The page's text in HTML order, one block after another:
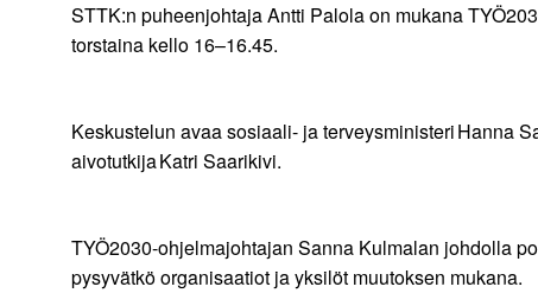
STTK:n puheenjohtaja Antti Palola on mukana
torstaina kello 16–16.45.
Keskustelun avaa sosiaali- ja terveysministeri Hanna
aivotutkija Katri Saarikivi.
TYÖ2030-ohjelmajohtajan Sanna Kulmalan johdolla
pysyvätkö organisaatiot ja yksilöt muutoksen mukana.